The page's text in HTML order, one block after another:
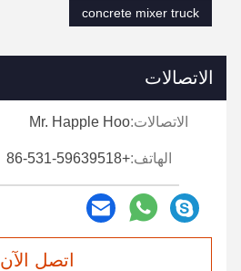
concrete mixer truck
الاتصالات
الاتصالات:Mr. Happle Hoo
الهاتف:+86-531-59639518
اتصل الآن